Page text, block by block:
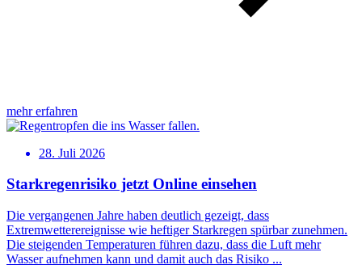
mehr erfahren
28. Juli 2026
Starkregenrisiko jetzt Online einsehen
Die vergangenen Jahre haben deutlich gezeigt, dass
Extremwetterereignisse wie heftiger Starkregen spürbar zunehmen.
Die steigenden Temperaturen führen dazu, dass die Luft mehr
Wasser aufnehmen kann und damit auch das Risiko ...